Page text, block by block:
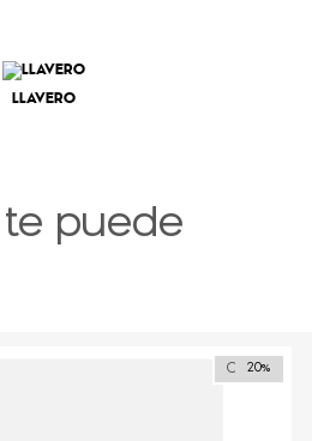
LLAVERO
te puede
Outlet
20%